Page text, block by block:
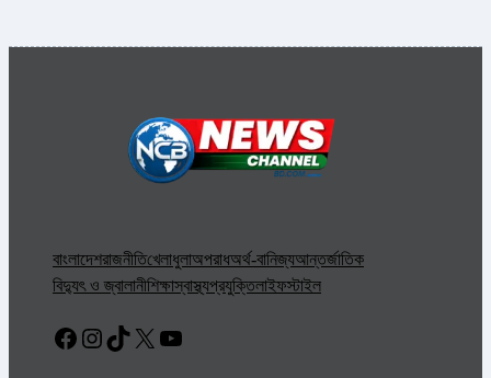
বাংলাদেশরাজনীতিখেলাধুলাঅপরাধঅর্থ-বানিজ্যআন্তর্জাতিক
বিদ্যুৎ ও জ্বালানীশিক্ষাস্বাস্থ্যপ্রযুক্তিলাইফস্টাইল
Facebook
Instagram
TikTok
X YouTube